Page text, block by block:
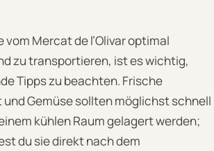
vom Mercat de l’Olivar optimal
zu transportieren, ist es wichtig,
Tipps zu beachten. Frische
und Gemüse sollten möglichst schnell
kühlen Raum gelagert werden;
du sie direkt nach dem